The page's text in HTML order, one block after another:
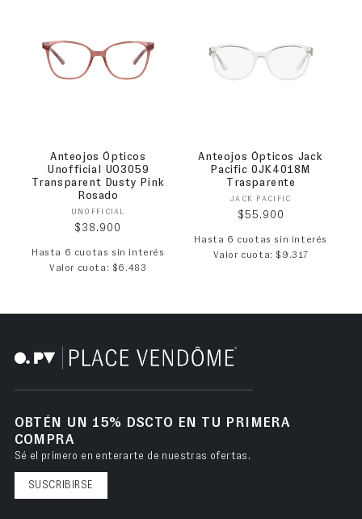
Anteojos Ópticos
Unofficial UO3059
Transparent Dusty Pink
Rosado
Proveedor:
UNOFFICIAL
Precio habitual
$38.900
Hasta 6 cuotas sin interés
Valor cuota: $6.483
Anteojos Ópticos Jack
Pacific 0JK4018M
Trasparente
Proveedor:
JACK PACIFIC
Precio habitual
$55.900
Hasta 6 cuotas sin interés
Valor cuota: $9.317
OBTÉN UN 15% DSCTO EN TU PRIMERA
COMPRA
Sé el primero en enterarte de nuestras ofertas.
SUSCRIBIRSE